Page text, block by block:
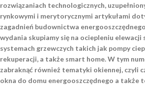
rozwiązaniach technologicznych,
rynkowymi i merytorycznymi artykułami
zagadnień budownictwa
wydania skupiamy się na ociepleniu elewacji
systemach grzewczych takich jak pompy
rekuperacji, a także smart home. W tym
zabraknąć również tematyki okiennej, czyli
okna do domu energooszczędnego a także